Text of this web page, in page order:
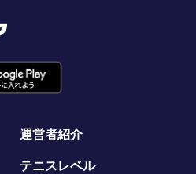
運営者紹介
テニスレベル